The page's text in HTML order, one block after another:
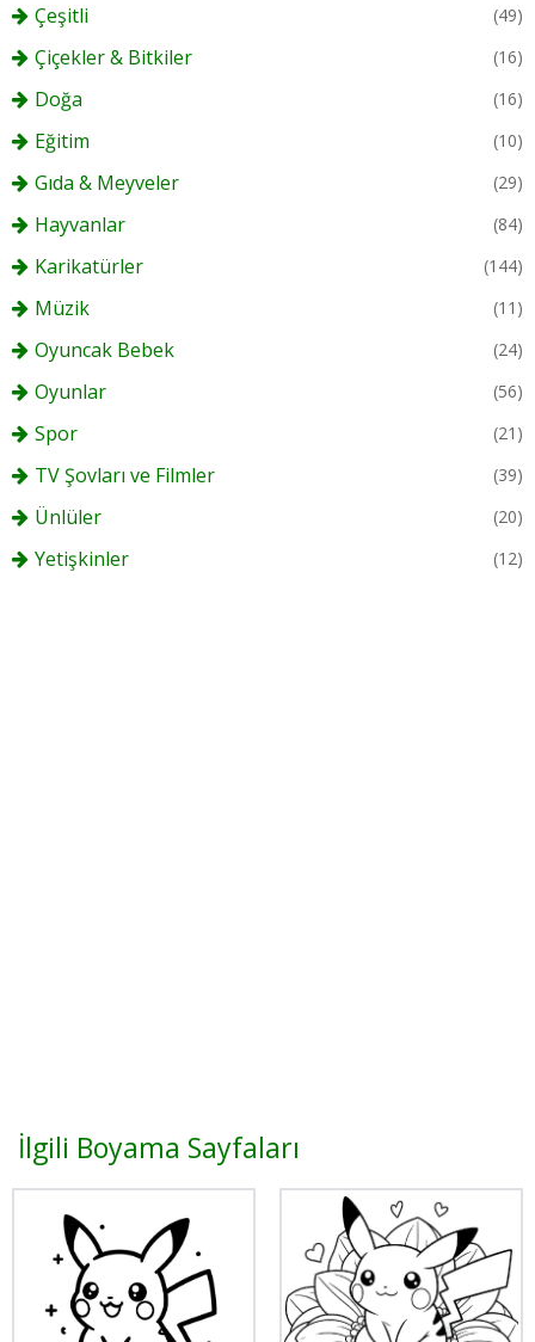
Çeşitli (49)
Çiçekler & Bitkiler (16)
Doğa (16)
Eğitim (10)
Gıda & Meyveler (29)
Hayvanlar (84)
Karikatürler (144)
Müzik (11)
Oyuncak Bebek (24)
Oyunlar (56)
Spor (21)
TV Şovları ve Filmler (39)
Ünlüler (20)
Yetişkinler (12)
İlgili Boyama Sayfaları